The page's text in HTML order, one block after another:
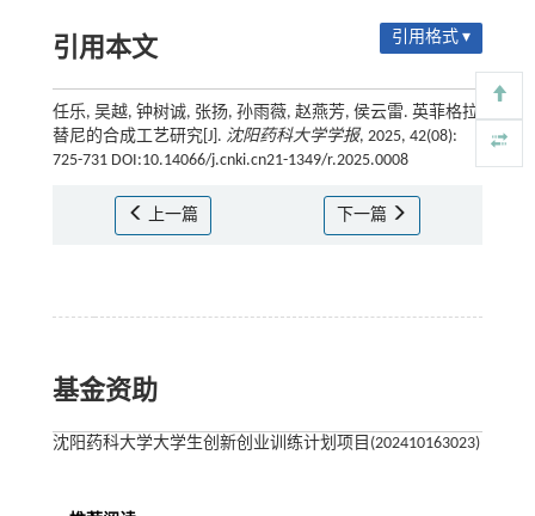
引用本文 引用格式 ▾
任乐, 吴越, 钟树诚, 张扬, 孙雨薇, 赵燕芳, 侯云雷. 英菲格拉
替尼的合成工艺研究[J]. 沈阳药科大学学报, 2025, 42(08):
725-731 DOI:10.14066/j.cnki.cn21-1349/r.2025.0008
上一篇 下一篇
基金资助
沈阳药科大学大学生创新创业训练计划项目(202410163023)